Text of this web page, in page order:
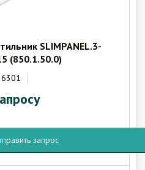
SLIMPANEL.3-
(850.1.50.0)
6301
запрос